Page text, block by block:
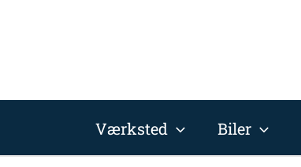
Værksted Biler